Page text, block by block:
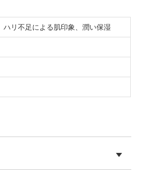
、ハリ不足による肌印象、潤い保湿